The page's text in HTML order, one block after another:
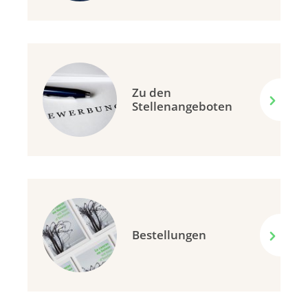
Zu den
Stellenangeboten
Bestellungen